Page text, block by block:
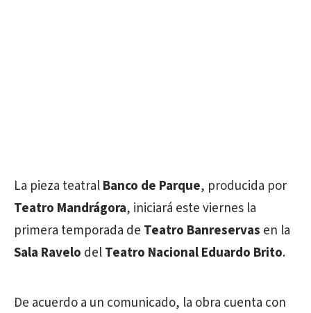
La pieza teatralBanco de Parque, producida por
Teatro Mandrágora, iniciará este viernes la
primera temporada de Teatro Banreservas en la
Sala Ravelo delTeatro Nacional Eduardo Brito.
De acuerdo a un comunicado, la obra cuenta con